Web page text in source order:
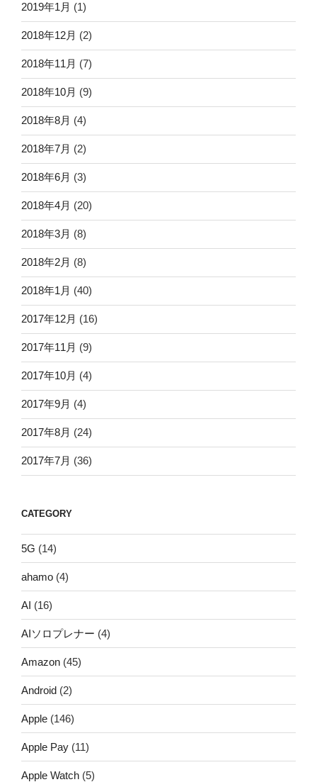
2019年1月 (1)
2018年12月 (2)
2018年11月 (7)
2018年10月 (9)
2018年8月 (4)
2018年7月 (2)
2018年6月 (3)
2018年4月 (20)
2018年3月 (8)
2018年2月 (8)
2018年1月 (40)
2017年12月 (16)
2017年11月 (9)
2017年10月 (4)
2017年9月 (4)
2017年8月 (24)
2017年7月 (36)
CATEGORY
5G (14)
ahamo (4)
AI (16)
AIソロプレナー (4)
Amazon (45)
Android (2)
Apple (146)
Apple Pay (11)
Apple Watch (5)